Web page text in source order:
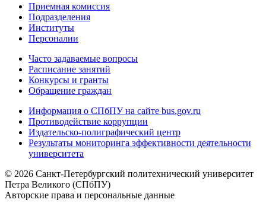
Приемная комиссия
Подразделения
Институты
Персоналии
Часто задаваемые вопросы
Расписание занятий
Конкурсы и гранты
Обращение граждан
Информация о СПбПУ на сайте bus.gov.ru
Противодействие коррупции
Издательско-полиграфический центр
Результаты мониторинга эффективности деятельности
университета
© 2026 Санкт-Петербургский политехнический университет
Петра Великого (СПбПУ)
Авторские права и персональные данные